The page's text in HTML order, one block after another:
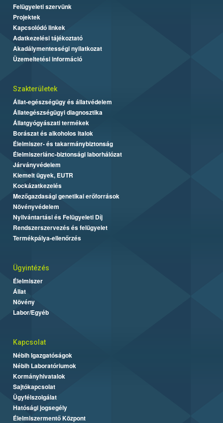
Felügyeleti szervünk
Projektek
Kapcsolódó linkek
Adatkezelési tájékoztató
Akadálymentességi nyilatkozat
Üzemeltetési információ
Szakterületek
Állat-egészségügy és állatvédelem
Állategészségügyi diagnosztika
Állatgyógyászati termékek
Borászat és alkoholos italok
Élelmiszer- és takarmánybiztonság
Élelmiszerlánc-biztonsági laborhálózat
Járványvédelem
Kiemelt ügyek, EUTR
Kockázatkezelés
Mezőgazdasági genetikai erőforrások
Növényvédelem
Nyilvántartási és Felügyeleti Díj
Rendszerszervezés és felügyelet
Termékpálya-ellenőrzés
Ügyintézés
Élelmiszer
Állat
Növény
Labor/Egyéb
Kapcsolat
Nébih Igazgatóságok
Nébih Laboratóriumok
Kormányhivatalok
Sajtókapcsolat
Ügyfélszolgálat
Hatósági jogsegély
Élelmiszermentő Központ